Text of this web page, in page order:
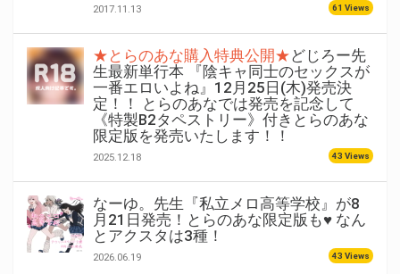
2017.11.13 61 Views
★とらのあな購入特典公開★どじろー先
生最新単行本 『陰キャ同士のセックスが
一番エロいよね』12月25日(木)発売決
定！！ とらのあなでは発売を記念して
《特製B2タペストリー》付きとらのあな
限定版を発売いたします！！
2025.12.18 43 Views
なーゆ。先生『私立メロ高等学校』が8
月21日発売！とらのあな限定版も♥ なん
とアクスタは3種！
2026.06.19 43 Views